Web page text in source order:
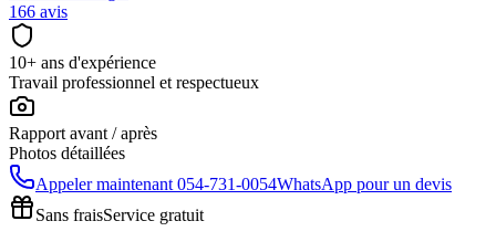
166 avis
10+ ans d'expérience
Travail professionnel et respectueux
Rapport avant / après
Photos détaillées
Appeler maintenant 054-731-0054WhatsApp pour un devis
Sans fraisService gratuit